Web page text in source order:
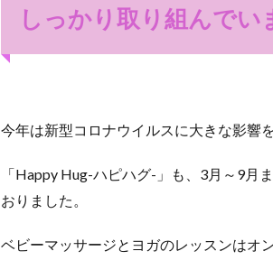
ンを
開。
にも
かり
取り
組ん
ます
しっかり取り組んでい
今年は新型コロナウイルスに大きな影響
「Happy Hug-ハピハグ-」も、3月～9月
おりました。
ベビーマッサージとヨガのレッスンはオ